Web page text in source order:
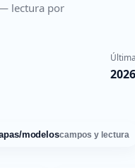
lectura por
modeloscampos y lectura